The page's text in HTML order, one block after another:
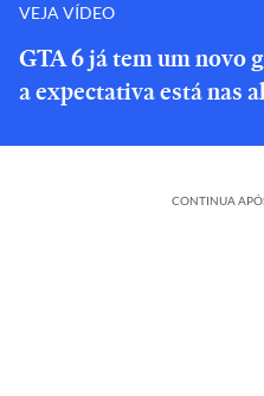
VEJA VÍDEO
GTA 6 já tem um novo
a expectativa está nas
CONTINUA